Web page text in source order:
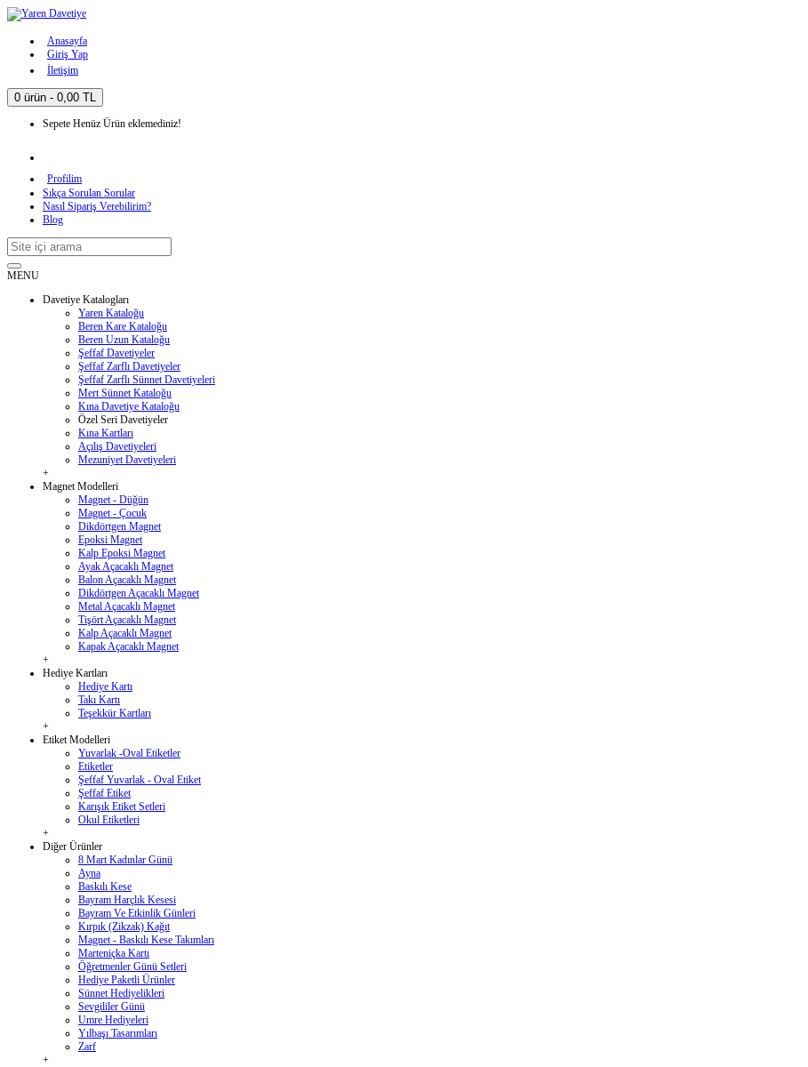
Anasayfa
Giriş Yap
İletişim
0 ürün - 0,00 TL
Sepete Henüz Ürün eklemediniz!
Profilim
Sıkça Sorulan Sorular
Nasıl Sipariş Verebilirim?
Blog
MENU
Davetiye Katalogları
Yaren Kataloğu
Beren Kare Kataloğu
Beren Uzun Kataloğu
Şeffaf Davetiyeler
Şeffaf Zarflı Davetiyeler
Şeffaf Zarflı Sünnet Davetiyeleri
Mert Sünnet Kataloğu
Kına Davetiye Kataloğu
Özel Seri Davetiyeler
Kına Kartları
Açılış Davetiyeleri
Mezuniyet Davetiyeleri
+
Magnet Modelleri
Magnet - Düğün
Magnet - Çocuk
Dikdörtgen Magnet
Epoksi Magnet
Kalp Epoksi Magnet
Ayak Açacaklı Magnet
Balon Açacaklı Magnet
Dikdörtgen Açacaklı Magnet
Metal Açacaklı Magnet
Tişört Açacaklı Magnet
Kalp Açacaklı Magnet
Kapak Açacaklı Magnet
+
Hediye Kartları
Hediye Kartı
Takı Kartı
Teşekkür Kartları
+
Etiket Modelleri
Yuvarlak -Oval Etiketler
Etiketler
Şeffaf Yuvarlak - Oval Etiket
Şeffaf Etiket
Karışık Etiket Setleri
Okul Etiketleri
+
Diğer Ürünler
8 Mart Kadınlar Günü
Ayna
Baskılı Kese
Bayram Harçlık Kesesi
Bayram Ve Etkinlik Günleri
Kırpık (Zikzak) Kağıt
Magnet - Baskılı Kese Takımları
Marteniçka Kartı
Öğretmenler Günü Setleri
Hediye Paketli Ürünler
Sünnet Hediyelikleri
Sevgililer Günü
Umre Hediyeleri
Yılbaşı Tasarımları
Zarf
+